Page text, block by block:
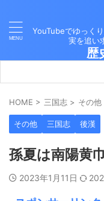
YouTubeでゆっく
実を追い
歴
HOME > 三国志 > その他
その他 三国志 後漢
孫夏は南陽黄
2023年1月11日